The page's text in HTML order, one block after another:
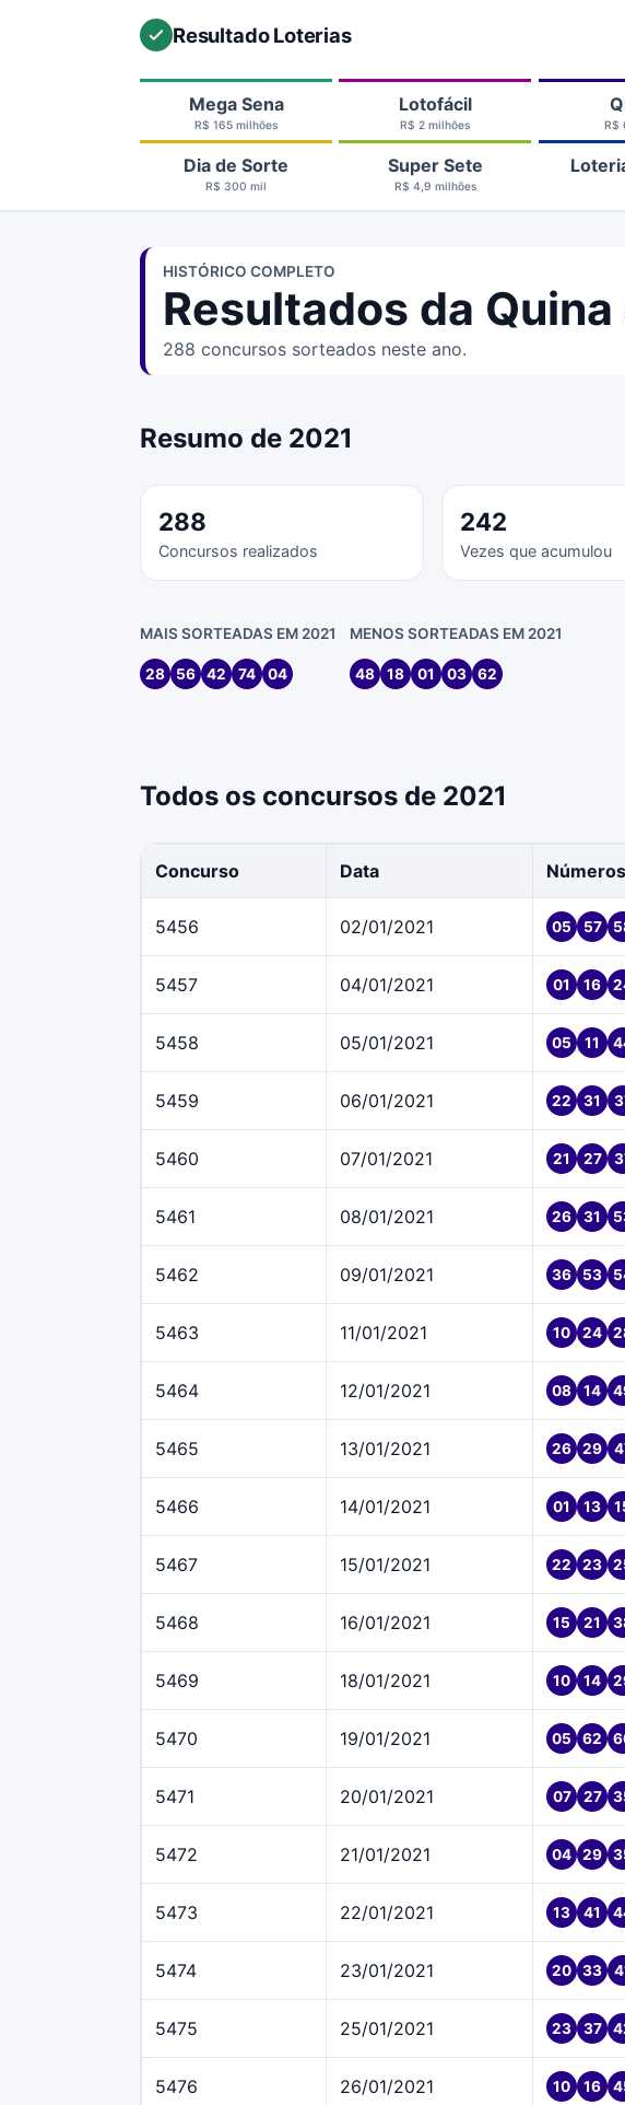
Resultado Loterias
Mega Sena
R$ 165 milhões
Lotofácil
R$ 2 milhões R$
Dia de Sorte
R$ 300 mil
Super Sete
R$ 4,9 milhões
HISTÓRICO COMPLETO
Resultados da Quina
288 concursos sorteados neste ano.
Resumo de 2021
288
Concursos realizados
242
Vezes que acumulou
MAIS SORTEADAS EM 2021
28 56 42 74 04
MENOS SORTEADAS EM 2021
48 18 01 03 62
Todos os concursos de 2021
Concurso Data Números
5456 02/01/2021 05 57
5457 04/01/2021 01 16
5458 05/01/2021 05 11
5459 06/01/2021 22 31
5460 07/01/2021 21 27
5461 08/01/2021 26 31
5462 09/01/2021 36 53
5463 11/01/2021 10 24
5464 12/01/2021 08 14
5465 13/01/2021 26 29
5466 14/01/2021 01 13
5467 15/01/2021 22 23
5468 16/01/2021 15 21
5469 18/01/2021 10 14
5470 19/01/2021 05 62
5471 20/01/2021 07 27
5472 21/01/2021 04 29
5473 22/01/2021 13 41
5474 23/01/2021 20 33
5475 25/01/2021 23 37
5476 26/01/2021 10 16